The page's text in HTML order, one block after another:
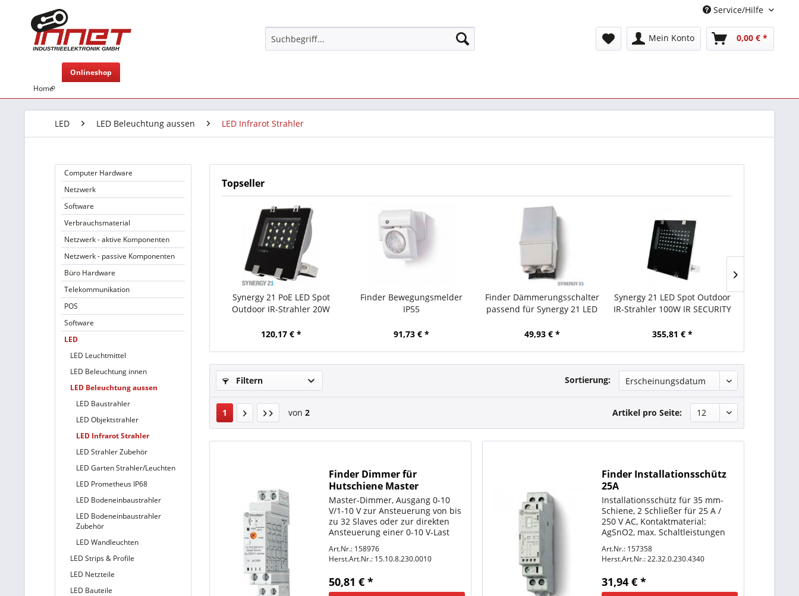
Service/Hilfe
Mein Konto 0,00 € *
Home
Onlineshop
LED LED Beleuchtung aussen LED Infrarot Strahler
Computer Hardware
Netzwerk
Software
Verbrauchsmaterial
Netzwerk - aktive Komponenten
Netzwerk - passive Komponenten
Büro Hardware
Telekommunikation
POS
Software
LED
LED Leuchtmittel
LED Beleuchtung innen
LED Beleuchtung aussen
LED Baustrahler
LED Objektstrahler
LED Infrarot Strahler
LED Strahler Zubehör
LED Garten Strahler/Leuchten
LED Prometheus IP68
LED Bodeneinbaustrahler
LED Bodeneinbaustrahler
Zubehör
LED Wandleuchten
LED Strips & Profile
LED Netzteile
LED Bauteile
Topseller
Synergy 21 PoE LED Spot
Outdoor IR-Strahler 20W
120,17 € *
Finder Bewegungsmelder
IP55
91,73 € *
Finder Dämmerungsschalter
passend für Synergy 21 LED
49,93 € *
Synergy 21 LED Spot Outdoor
IR-Strahler 100W IR SECURITY
355,81 € *
Filtern Sortierung:
1 von 2 Artikel pro Seite:
Finder Dimmer für
Hutschiene Master
Master-Dimmer, Ausgang 0-10
V/1-10 V zur Ansteuerung von bis
zu 32 Slaves oder zur direkten
Ansteuerung einer 0-10 V-Last
Art.Nr.: 158976
Herst.Art.Nr.: 15.10.8.230.0010
50,81 € *
Finder Installationsschütz
25A
(Einschaltstrombegrenzer)
Installationsschütz für 35 mm-
Schiene, 2 Schließer für 25 A /
250 V AC, Kontaktmaterial:
AgSnO2, max. Schaltleistungen
1800 VA, 1-Phasen-Motorlast, AC3
(230 V AC) 1 kW,
Bemessungsstrom AC AC- 7c 10
A,...
Art.Nr.: 157358
Herst.Art.Nr.:22.32.0.230.4340
31,94 € *